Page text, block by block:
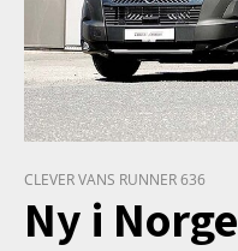
CLEVER VANS RUNNER 636
Ny i Norge